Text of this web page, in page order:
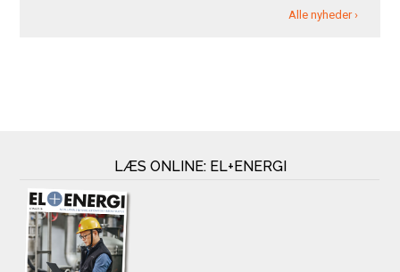
Alle nyheder ›
LÆS ONLINE: EL+ENERGI